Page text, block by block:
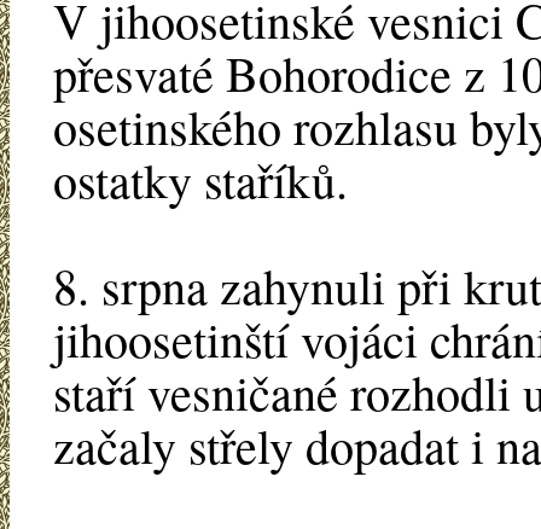
V jihoosetinské vesnici
přesvaté Bohorodice z
osetinského rozhlasu
ostatky staříků.
8. srpna zahynuli při
jihoosetinští vojáci
staří vesničané rozhodli
začaly střely dopadat i